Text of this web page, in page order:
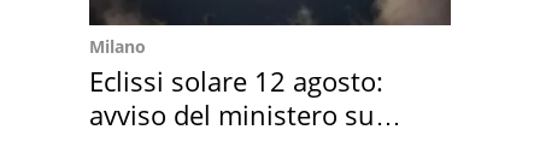
Milano
Eclissi solare 12 agosto:
avviso del ministero su